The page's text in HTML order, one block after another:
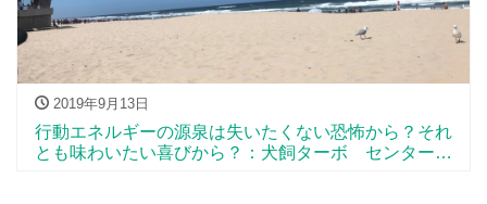
2019年9月13日
行動エネルギーの源泉は失いたくない恐怖から？それ
とも味わいたい喜びから？：犬飼ターボ センターピ